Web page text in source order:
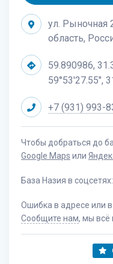
ул. Рыночная
область,
59.890986,
59°53'27.55",
+7 (931) 993-
Чтобы добраться до
Google Maps или
База Назия в соцсетях:
Ошибка в адресе или в
Сообщите нам, мы всё